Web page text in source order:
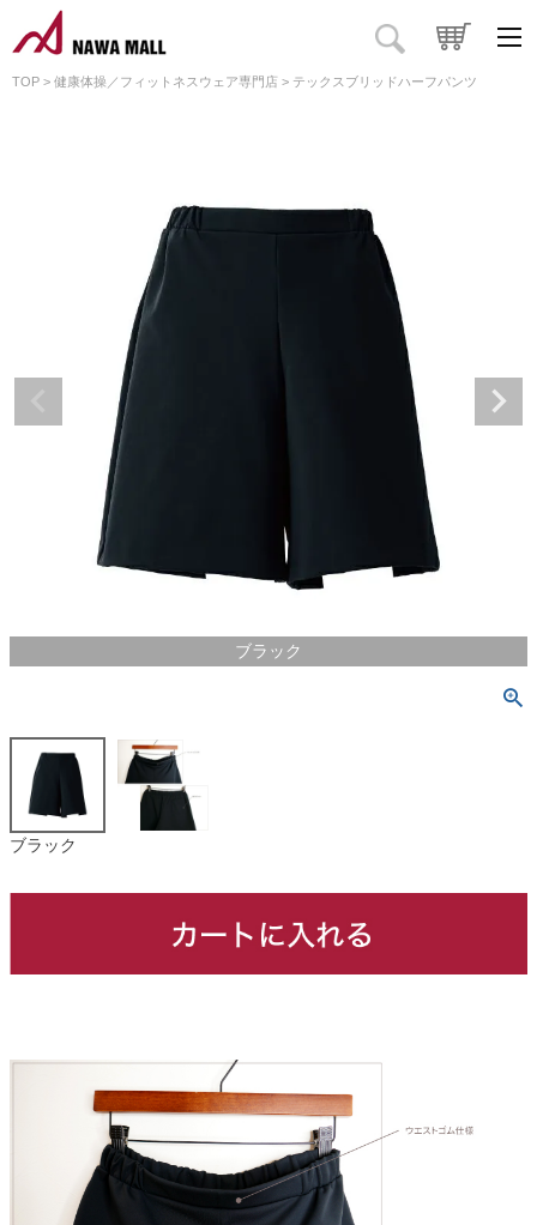
TOP 健康体操／フィットネスウェア専門店 テックスブリッドハーフパンツ
ブラック
ブラック